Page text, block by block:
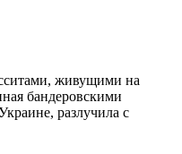
живущими на
бандеровскими
разлучила с